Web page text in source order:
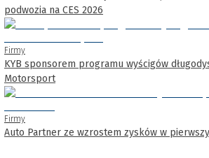
podwozia na CES 2026
Firmy
KYB sponsorem programu wyścigów
Motorsport
Firmy
Auto Partner ze wzrostem zysków w